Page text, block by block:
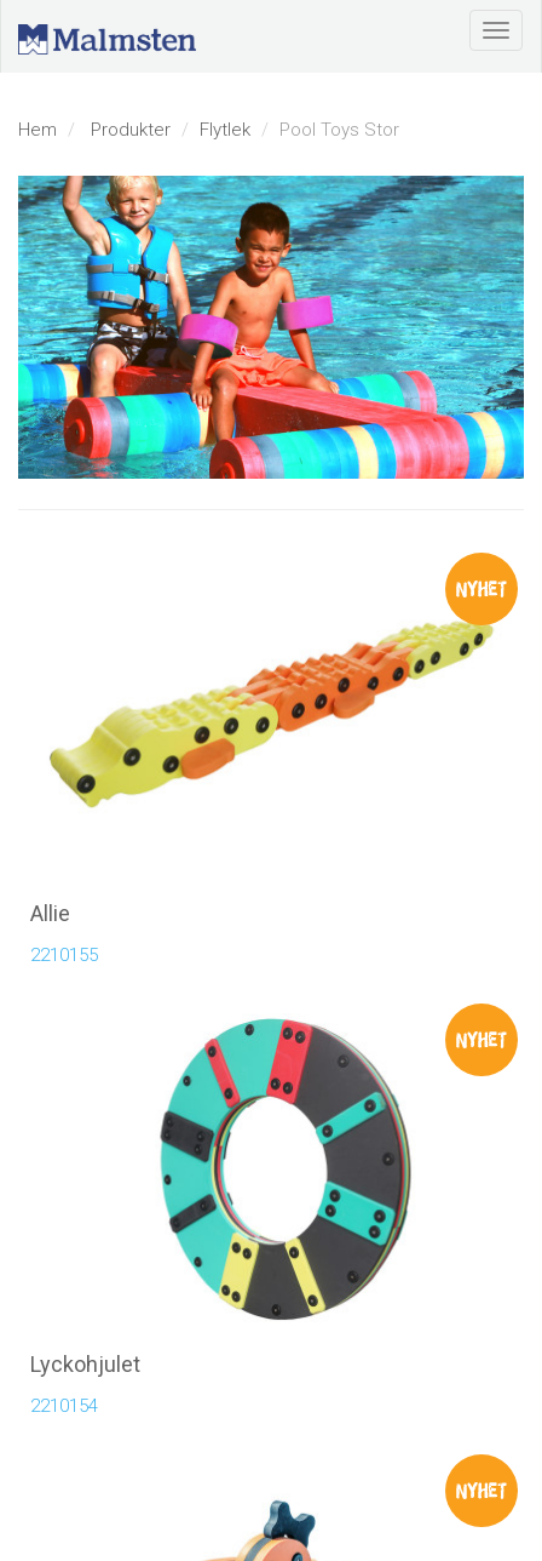
Hem Produkter Flytlek Pool Toys Stor
Allie
2210155
Lyckohjulet
2210154